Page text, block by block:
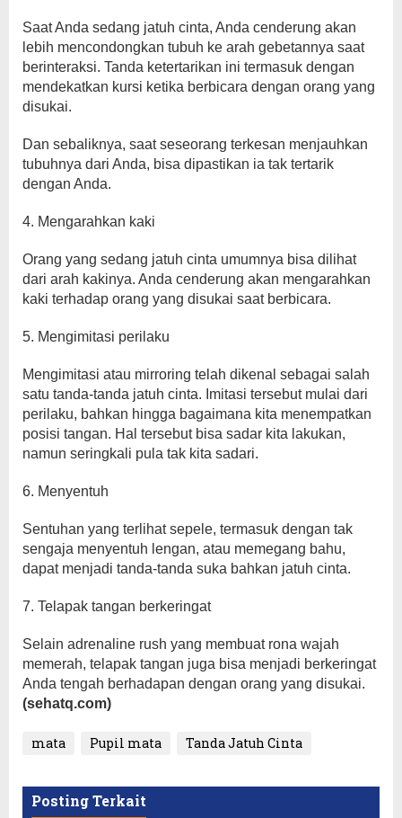
Saat Anda sedang jatuh cinta, Anda cenderung akan
lebih mencondongkan tubuh ke arah gebetannya saat
berinteraksi. Tanda ketertarikan ini termasuk dengan
mendekatkan kursi ketika berbicara dengan orang yang
disukai.
Dan sebaliknya, saat seseorang terkesan menjauhkan
tubuhnya dari Anda, bisa dipastikan ia tak tertarik
dengan Anda.
4. Mengarahkan kaki
Orang yang sedang jatuh cinta umumnya bisa dilihat
dari arah kakinya. Anda cenderung akan mengarahkan
kaki terhadap orang yang disukai saat berbicara.
5. Mengimitasi perilaku
Mengimitasi atau mirroring telah dikenal sebagai salah
satu tanda-tanda jatuh cinta. Imitasi tersebut mulai dari
perilaku, bahkan hingga bagaimana kita menempatkan
posisi tangan. Hal tersebut bisa sadar kita lakukan,
namun seringkali pula tak kita sadari.
6. Menyentuh
Sentuhan yang terlihat sepele, termasuk dengan tak
sengaja menyentuh lengan, atau memegang bahu,
dapat menjadi tanda-tanda suka bahkan jatuh cinta.
7. Telapak tangan berkeringat
Selain adrenaline rush yang membuat rona wajah
memerah, telapak tangan juga bisa menjadi berkeringat
Anda tengah berhadapan dengan orang yang disukai.
(sehatq.com)
mata Pupil mata Tanda Jatuh Cinta
Posting Terkait